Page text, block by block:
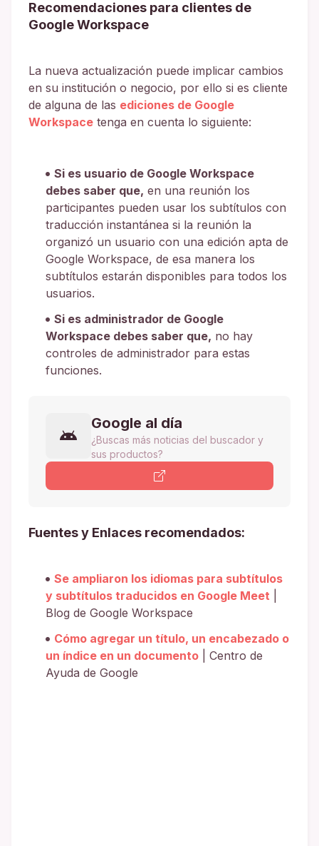
Recomendaciones para clientes de
Google Workspace
La nueva actualización puede implicar cambios
en su institución o negocio, por ello si es cliente
de alguna de las ediciones de Google
Workspace tenga en cuenta lo siguiente:
Si es usuario de Google Workspace
debes saber que, en una reunión los
participantes pueden usar los subtítulos con
traducción instantánea si la reunión la
organizó un usuario con una edición apta de
Google Workspace, de esa manera los
subtítulos estarán disponibles para todos los
usuarios.
Si es administrador de Google
Workspace debes saber que, no hay
controles de administrador para estas
funciones.
Google al día
¿Buscas más noticias del buscador y
sus productos?
Fuentes y Enlaces recomendados:
Se ampliaron los idiomas para subtítulos
y subtítulos traducidos en Google Meet
Blog de Google Workspace
Cómo agregar un título, un encabezado o
un índice en un documento | Centro de
Ayuda de Google